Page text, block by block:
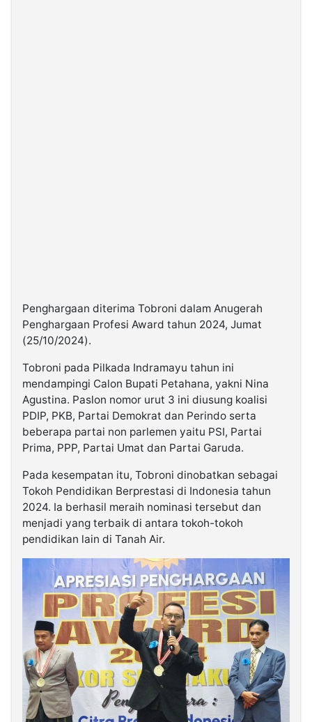
Penghargaan diterima Tobroni dalam Anugerah
Penghargaan Profesi Award tahun 2024, Jumat
(25/10/2024).
Tobroni pada Pilkada Indramayu tahun ini
mendampingi Calon Bupati Petahana, yakni Nina
Agustina. Paslon nomor urut 3 ini diusung koalisi
PDIP, PKB, Partai Demokrat dan Perindo serta
beberapa partai non parlemen yaitu PSI, Partai
Prima, PPP, Partai Umat dan Partai Garuda.
Pada kesempatan itu, Tobroni dinobatkan sebagai
Tokoh Pendidikan Berprestasi di Indonesia tahun
2024. Ia berhasil meraih nominasi tersebut dan
menjadi yang terbaik di antara tokoh-tokoh
pendidikan lain di Tanah Air.